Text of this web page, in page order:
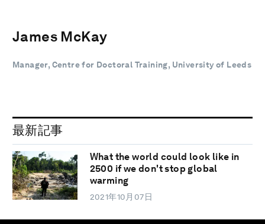
James McKay
Manager, Centre for Doctoral Training, University of Leeds
最新記事
What the world could look like in
2500 if we don't stop global
warming
2021年10月07日